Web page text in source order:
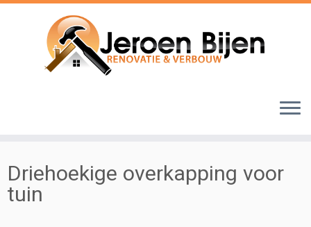
Ga
Driehoekige overkapping voor
tuin